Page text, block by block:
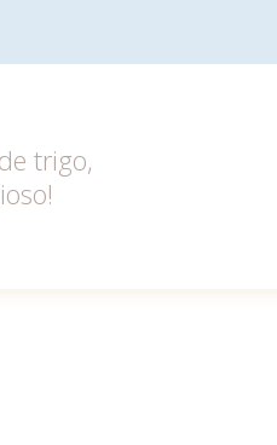
trigo,